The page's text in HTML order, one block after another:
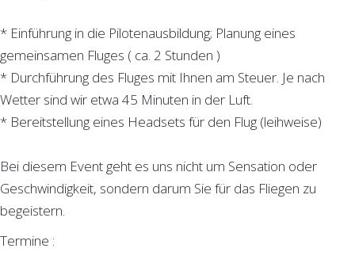
* Einführung in die Pilotenausbildung; Planung eines
gemeinsamen Fluges ( ca. 2 Stunden )
* Durchführung des Fluges mit Ihnen am Steuer. Je nach
Wetter sind wir etwa 45 Minuten in der Luft.
* Bereitstellung eines Headsets für den Flug (leihweise)
Bei diesem Event geht es uns nicht um Sensation oder
Geschwindigkeit, sondern darum Sie für das Fliegen zu
begeistern.
Termine :